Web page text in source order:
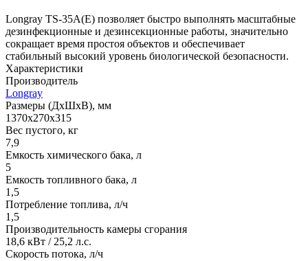
Longray TS-35A(E) позволяет быстро выполнять масштабные
дезинфекционные и дезинсекционные работы, значительно
сокращает время простоя объектов и обеспечивает
стабильный высокий уровень биологической безопасности.
Характеристики
Производитель
Longray
Размеры (ДxШxВ), мм
1370x270x315
Вес пустого, кг
7,9
Емкость химического бака, л
5
Емкость топливного бака, л
1,5
Потребление топлива, л/ч
1,5
Производительность камеры сгорания
18,6 кВт / 25,2 л.с.
Скорость потока, л/ч